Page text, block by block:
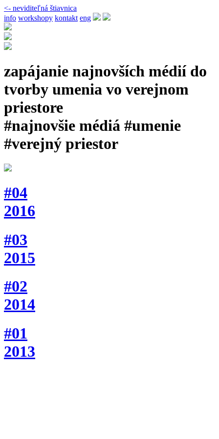
<- neviditeľná štiavnica
info workshopy kontakt eng
zapájanie najnovších médií do
tvorby umenia vo verejnom
priestore
#najnovšie médiá #umenie
#verejný priestor
#04
2016
#03
2015
#02
2014
#01
2013